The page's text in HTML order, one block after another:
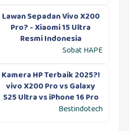
Lawan Sepadan Vivo X200
Pro? - Xiaomi 15 Ultra
Resmi Indonesia
Sobat HAPE
Kamera HP Terbaik 2025?!
vivo X200 Pro vs Galaxy
S25 Ultra vs iPhone 16 Pro
Bestindotech